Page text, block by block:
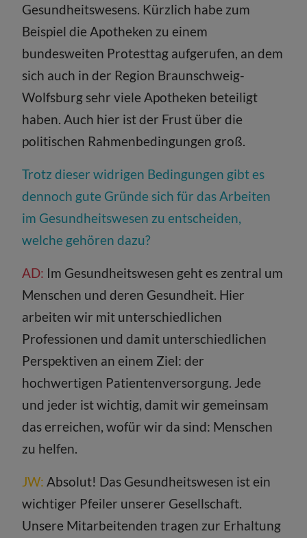
Gesundheitswesens. Kürzlich habe zum
Beispiel die Apotheken zu einem
bundesweiten Protesttag aufgerufen, an dem
sich auch in der Region Braunschweig-
Wolfsburg sehr viele Apotheken beteiligt
haben. Auch hier ist der Frust über die
politischen Rahmenbedingungen groß.
Trotz dieser widrigen Bedingungen gibt es
dennoch gute Gründe sich für das Arbeiten
im Gesundheitswesen zu entscheiden,
welche gehören dazu?
AD: Im Gesundheitswesen geht es zentral um
Menschen und deren Gesundheit. Hier
arbeiten wir mit unterschiedlichen
Professionen und damit unterschiedlichen
Perspektiven an einem Ziel: der
hochwertigen Patientenversorgung. Jede
und jeder ist wichtig, damit wir gemeinsam
das erreichen, wofür wir da sind: Menschen
zu helfen.
JW: Absolut! Das Gesundheitswesen ist ein
wichtiger Pfeiler unserer Gesellschaft.
Unsere Mitarbeitenden tragen zur Erhaltung